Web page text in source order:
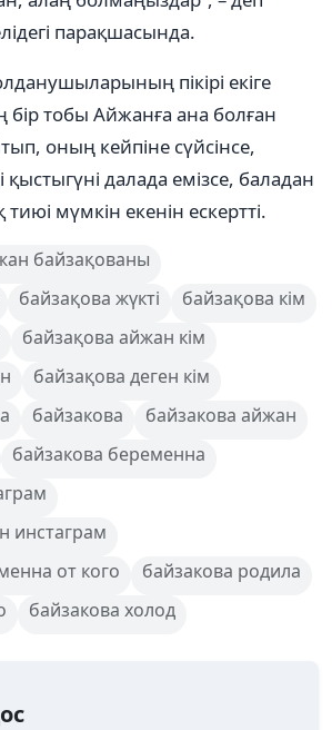
парақшасында.
пікірі екіге
бір тобы Айжанға ана болған
оның кейпіне сүйсінсе,
қыстыгүні далада емізсе, баладан
мүмкін екенін ескертті.
байзақованы
байзақова жүкті
байзақова кім
байзақова айжан кім
байзақова деген кім
байзакова
байзакова айжан
байзакова беременна
инстаграм
от кого
байзакова родила
байзакова холод